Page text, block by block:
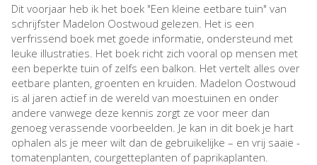
Dit voorjaar heb ik het boek "Een kleine eetbare tuin" van
schrijfster Madelon Oostwoud gelezen. Het is een
verfrissend boek met goede informatie, ondersteund met
leuke illustraties. Het boek richt zich vooral op mensen met
een beperkte tuin of zelfs een balkon. Het vertelt alles over
eetbare planten, groenten en kruiden. Madelon Oostwoud
is al jaren actief in de wereld van moestuinen en onder
andere vanwege deze kennis zorgt ze voor meer dan
genoeg verassende voorbeelden. Je kan in dit boek je hart
ophalen als je meer wilt dan de gebruikelijke – en vrij saaie -
tomatenplanten, courgetteplanten of paprikaplanten.